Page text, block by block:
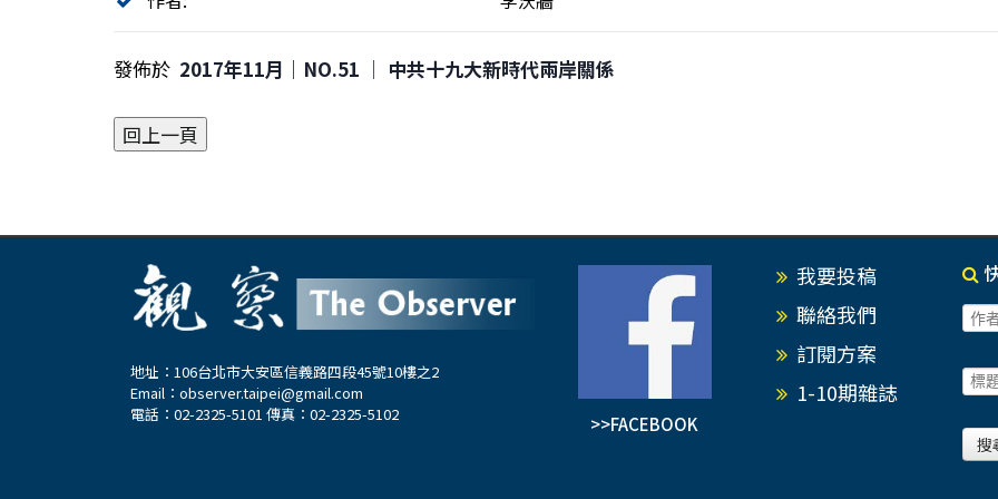
發佈於 2017年11月｜NO.51 │ 中共十九大新時代兩岸關係
地址：106台北市大安區信義路四段45號10樓之2
Email： observer.taipei@gmail.com
電話：02-2325-5101 傳真：02-2325-5102
>>FACEBOOK
我要投稿
聯絡我們
訂閱方案
1-10期雜誌